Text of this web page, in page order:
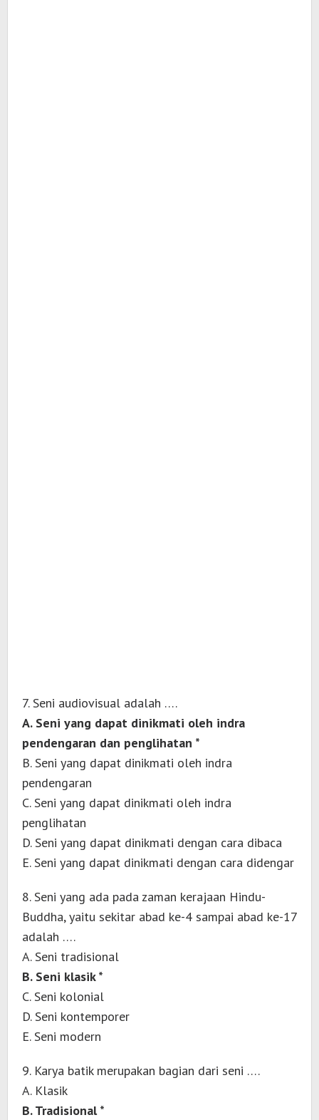
7. Seni audiovisual adalah ….
A. Seni yang dapat dinikmati oleh indra
pendengaran dan penglihatan *
B. Seni yang dapat dinikmati oleh indra
pendengaran
C. Seni yang dapat dinikmati oleh indra
penglihatan
D. Seni yang dapat dinikmati dengan cara dibaca
E. Seni yang dapat dinikmati dengan cara didengar
8. Seni yang ada pada zaman kerajaan Hindu-
Buddha, yaitu sekitar abad ke-4 sampai abad ke-17
adalah ….
A. Seni tradisional
B. Seni klasik *
C. Seni kolonial
D. Seni kontemporer
E. Seni modern
9. Karya batik merupakan bagian dari seni ….
A. Klasik
B. Tradisional *